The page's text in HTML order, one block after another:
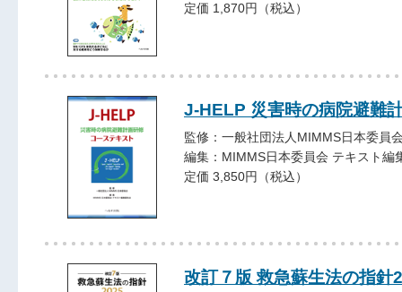
定価 1,870円（税込）
J-HELP 災害時の病院避難
監修：一般社団法人MIMMS日本委員
編集：MIMMS日本委員会 テキスト編
定価 3,850円（税込）
改訂７版 救急蘇生法の指針